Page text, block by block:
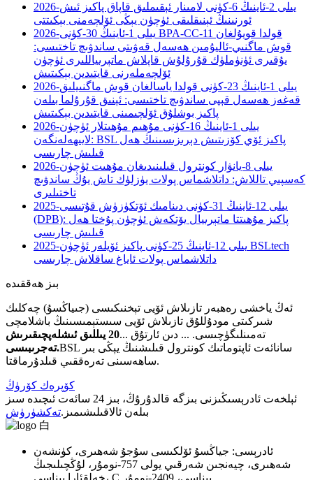
2026-يىلى 2-ئاينىڭ 6-كۈنى
لامىنار ئېقىملىق قاپاق پاكىز ئىش
ئورنىنىڭ ئېنىقلىقى ئۈچۈن يېڭى ئۆلچەمنى بېكىتتى
2026-يىلى 1-ئاينىڭ 30-كۈنى BPA-CC-11 قولدا قويۇلغان
قوش ماگنىي-ئاليۇمىن ھەسەل قەۋىتى ساندۋىچ تاختىسى:
يۇقىرى ئۈنۈملۈك قۇرۇلۇش قاپلاش ماتېرىياللىرى ئۈچۈن
ئۆلچەملەرنى قايتىدىن بېكىتىش
2026-يىلى 1-ئاينىڭ 23-كۈنى
قولدا ياسالغان قوش ماگنىيلىق
قەغەز ھەسەل قېپى ساندۋىچ تاختىسى: ئېنىق قۇرۇلما بىلەن
پاكىز بوشلۇق ئۆلچىمىنى قايتىدىن بېكىتىش
2026-يىلى 1-ئاينىڭ 16-كۈنى
مۇھىم مۇھىتلار ئۈچۈن
لايىھەلەنگەن: BSL پاكىز ئۆي كۆزىتىش دېرىزىسىنىڭ ھەل
قىلىش چارىسى
2026-يىلى 8-يانۋار
كونترول قىلىنىدىغان مۇھىت ئۈچۈن
كەسپىي تاللاش: داتلاشماس پولات يۈزلۈك تاش يۇڭ ساندۋىچ
تاختىلىرى
2025-يىلى 12-ئاينىڭ 31-كۈنى
دىنامىك ئۆتكۈزۈش قۇتىسى
(DPB): پاكىز مۇھىتتا ماتېرىيال يۆتكەش ئۈچۈن پۇختا ھەل
قىلىش چارىسى
2025-يىلى 12-ئاينىڭ 25-كۈنى
پاكىز ئۆيلەر ئۈچۈن BSLtech
داتلاشماس پولات ئاياغ ساقلاش چارىسى
بىز ھەققىدە
ئەڭ ياخشى رەھبەر تازىلاش ئۆيى تېخنىكىسى (جىياڭسۇ) چەكلىك
شىركىتى مودۇللۇق تازىلاش ئۆيى سىستېمىسىنىڭ باشلامچى
تەمىنلىگۈچىسى. ... دىن ئارتۇق ... 2 0 يىللىق ئىشلەپچىقىرىش
تەجرىبىسى.BSL سانائەت ئاپتوماتىك كونترول قىلىشنىڭ يېڭى بىر
ساھەسىنى تەرەققىي قىلدۇرماقتا.
كۆپرەك كۆرۈڭ
ئېلخەت ئادرېسىڭىزنى بىزگە قالدۇرۇڭ، بىز 24 سائەت ئىچىدە سىز
بىلەن ئالاقىلىشىمىز.تەكشۈرۈش
ئادرېسى: جياڭسۇ ئۆلكىسى سۇجۇ شەھىرى، كۈنشەن
شەھىرى، چيەنجىن شەرقىي يولى 757-نومۇر، لۇڭچىلىجىڭ